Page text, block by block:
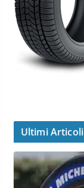
Ultimi Articoli